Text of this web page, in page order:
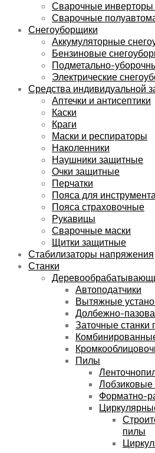
Сварочные инверторы
Сварочные
Снегоуборщики
Аккумуляторные
Бензиновые
Подметально-
Электрические
Средства индивидуальной
Аптечки и антисептики
Каски
Краги
Маски и респираторы
Наколенники
Наушники защитные
Очки защитные
Перчатки
Пояса для инструмента
Пояса страховочные
Рукавицы
Сварочные маски
Щитки защитные
Стабилизаторы напряжения
Станки
Автоподатчики
Вытяжные
Долбежно-
Заточные станки
Пилы
Лобзиковые
Форматно-
пилы